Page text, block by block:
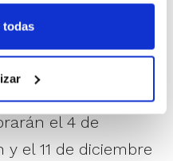
todas
la que les explicará el
realizar antes
de la
el 4 de
el 11 de diciembre